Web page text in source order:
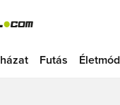
Futás Életmód